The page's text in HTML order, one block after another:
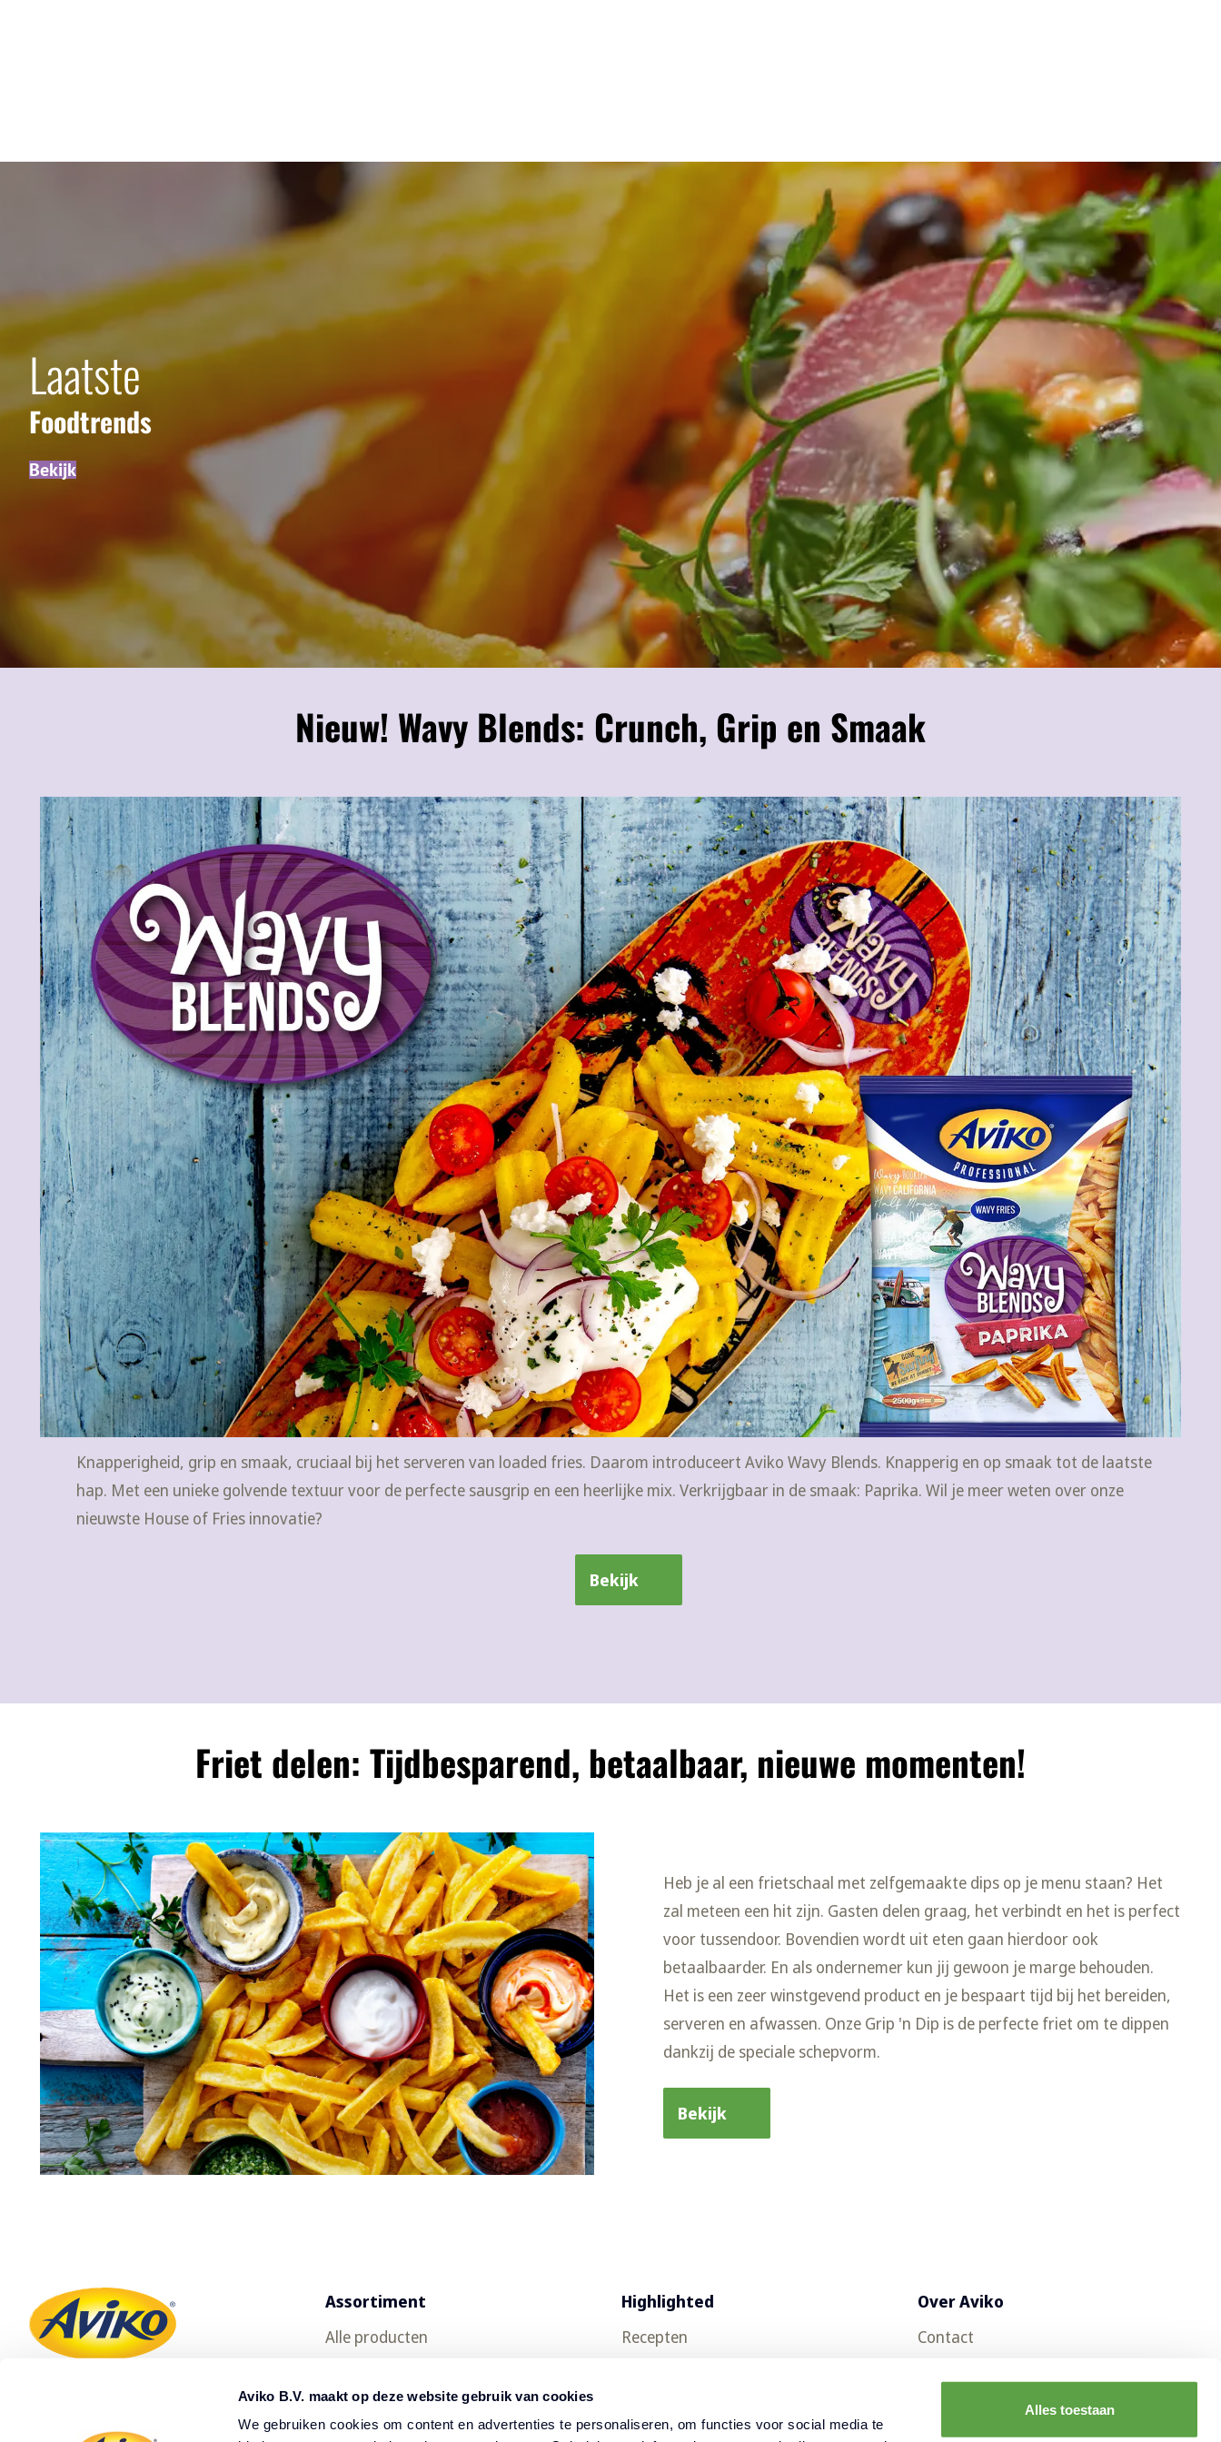
Aviko B.V. maakt op deze website gebruik van cookies
We gebruiken cookies om content en advertenties te personaliseren, om functies voor social media te
Alles toestaan
Laatste
Foodtrends
Bekijk
Nieuw! Wavy Blends: Crunch, Grip en Smaak
Knapperigheid, grip en smaak, cruciaal bij het serveren van loaded fries. Daarom introduceert Aviko Wavy Blends. Knapperig en op smaak tot de laatste
hap. Met een unieke golvende textuur voor de perfecte sausgrip en een heerlijke mix. Verkrijgbaar in de smaak: Paprika. Wil je meer weten over onze
nieuwste House of Fries innovatie?
Bekijk
Friet delen: Tijdbesparend, betaalbaar, nieuwe momenten!
Heb je al een frietschaal met zelfgemaakte dips op je menu staan? Het
zal meteen een hit zijn. Gasten delen graag, het verbindt en het is perfect
voor tussendoor. Bovendien wordt uit eten gaan hierdoor ook
betaalbaarder. En als ondernemer kun jij gewoon je marge behouden.
Het is een zeer winstgevend product en je bespaart tijd bij het bereiden,
serveren en afwassen. Onze Grip 'n Dip is de perfecte friet om te dippen
dankzij de speciale schepvorm.
Bekijk
Assortiment
Alle producten
Oerfriet
Highlighted
Recepten
Over Aviko
Contact
Werken bij Aviko